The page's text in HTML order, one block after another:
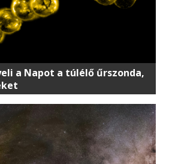
a Napot a túlélő űrszonda,